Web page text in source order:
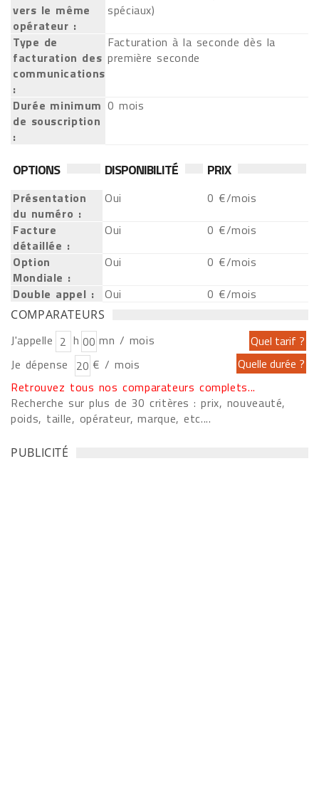
vers le même
opérateur :
spéciaux)
Type de
facturation des
communications
:
Facturation à la seconde dès la
première seconde
Durée minimum
de souscription
:
0 mois
OPTIONS DISPONIBILITÉ PRIX
Présentation
du numéro :
Oui
0 €/mois
Facture
détaillée :
Oui
0 €/mois
Option
Mondiale :
Oui
0 €/mois
Double appel :
Oui 0 €/mois
COMPARATEURS
J'appelle h
mn / mois
Je dépense
€ / mois
Retrouvez tous nos comparateurs complets...
Recherche sur plus de 30 critères : prix, nouveauté,
poids, taille, opérateur, marque, etc....
PUBLICITÉ